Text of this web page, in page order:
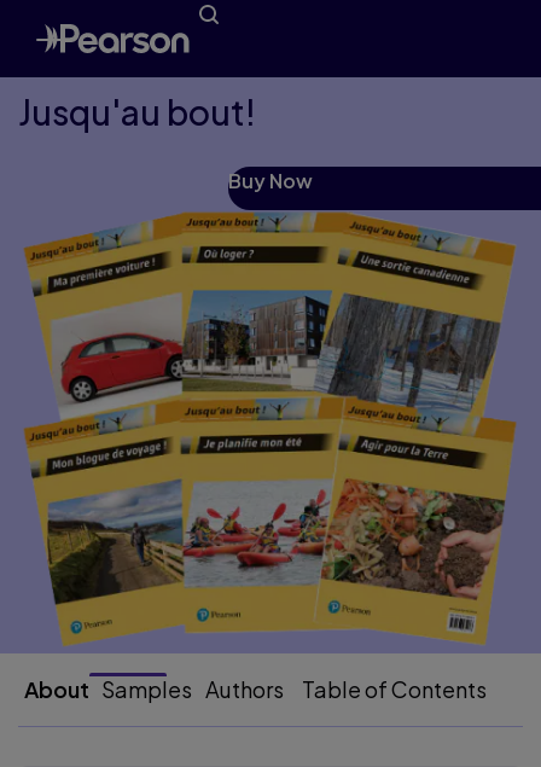
Jusqu'au bout!
Buy Now
About Samples Authors Table of Contents